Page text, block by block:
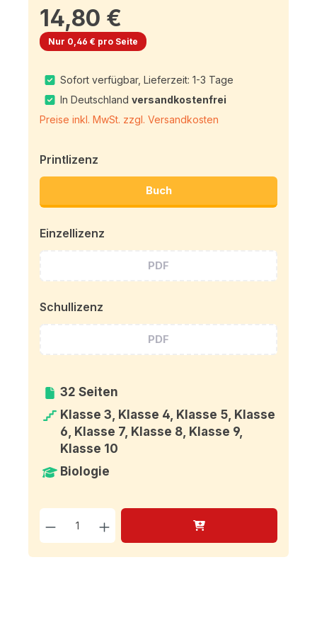
14,80 €
Nur 0,46 € pro Seite
Sofort verfügbar, Lieferzeit: 1-3 Tage
In Deutschlandversandkostenfrei
Preise inkl. MwSt. zzgl. Versandkosten
Printlizenz
Buch
Einzellizenz
PDF
Schullizenz
PDF
32 Seiten
Klasse 3, Klasse 4, Klasse 5, Klasse
6, Klasse 7, Klasse 8, Klasse 9,
Klasse 10
Biologie
Produkt Anzahl: Gib den